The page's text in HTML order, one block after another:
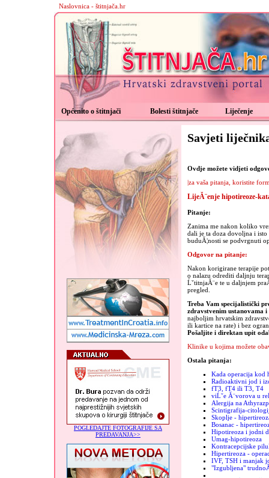
Naslovnica - štitnjača.hr
Općenito o štitnjači Bolesti štitnjače Liječenje
POGLEDAJTE FOTOGRAFIJE SA
PREDAVANJA>>
Savjeti
Ovdje možete vidjeti
|za vaša pitanja, koristite
LijeĂ¨enje hipotireoze-
Pitanje:
Zanima me nakon koliko
dali je ta doza dovoljna i isto
buduĂ¦nosti se podvrgnuti
Odgovor na pitanje:
Nakon korigirane terapije
o nalazu odrediti daljnju
ĹˇtitnjaĂ¨e te u daljnjem
pregled.
Treba Vam specijalistički
zdravstvenim ustanovama
najboljim hrvatskim
ili kartice na rate) i bez
Pošaljite i direktan upit
Klinike u kojima možete
Ostala pitanja:
Kada operacija kod
Radioaktivni jod i
fT3, fT4 ili T3, T4
viĹˇe Ă¨vorova u
Alergija na
Scintigrafija-
Skoplje -
Bosanac -
Hipotireoza i jodni
Umag-hipotireoza
Kontracepcijske
Hipertireoza -
IVF, TSH i manjak
"Izgubljena"